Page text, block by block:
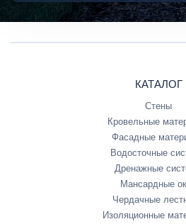
КАТАЛОГ
Стены
Кровельные
Фасадные
Водосточные
Дренажные
Мансардные
Чердачные
Изоляционные